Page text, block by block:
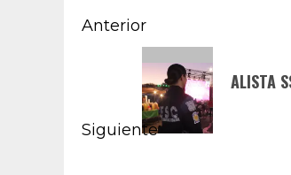
Navegación
entradas
Anterior
Entrada
anterior:
ALISTA
Siguiente